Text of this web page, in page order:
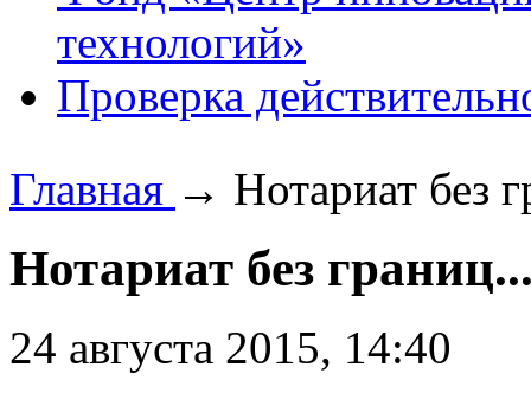
технологий»
Проверка
Главная → Нотариат без
Нотариат без
24 августа 2015, 14:40